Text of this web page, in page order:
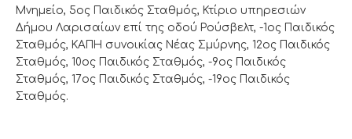
Μνημείο, 5ος Παιδικός Σταθμός, Κτίριο υπηρεσιών
Δήμου Λαρισαίων επί της οδού Ρούσβελτ, -1ος Παιδικός
Σταθμός, ΚΑΠΗ συνοικίας Νέας Σμύρνης, 12ος Παιδικός
Σταθμός, 10ος Παιδικός Σταθμός, -9ος Παιδικός
Σταθμός, 17oς Παιδικός Σταθμός, -19ος Παιδικός
Σταθμός.